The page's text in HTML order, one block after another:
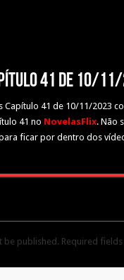
41 de 10/
Capítulo 41 de 10/11/2023
41 no NovelasFlix. Não
ficar por dentro dos
be published. Required